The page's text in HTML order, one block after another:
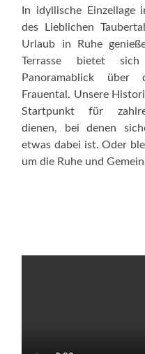
In idyllische Einzellage
des Lieblichen
Urlaub in Ruhe
Terrasse bietet
Panoramablick über
Frauental. Unsere
Startpunkt für
dienen, bei denen
etwas dabei ist. Oder
um die Ruhe und